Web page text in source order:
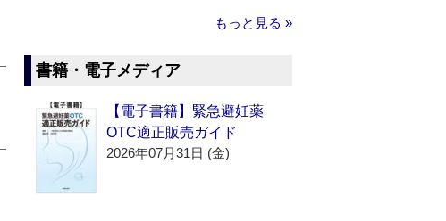
もっと見る »
書籍・電子メディア
【電子書籍】緊急避妊薬
OTC適正販売ガイド
2026年07月31日 (金)